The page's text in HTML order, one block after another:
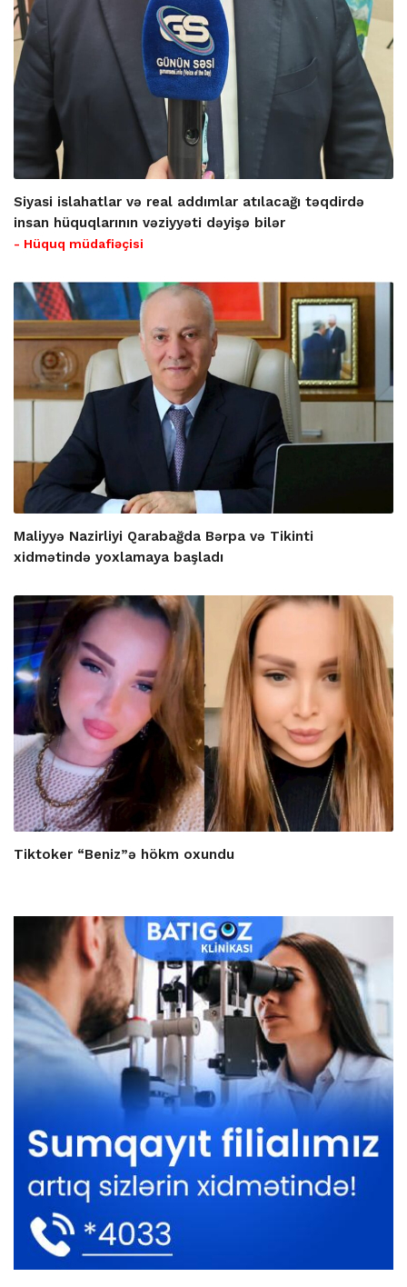
Siyasi islahatlar və real addımlar atılacağı təqdirdə
insan hüquqlarının vəziyyəti dəyişə bilər
- Hüquq müdafiəçisi
Maliyyə Nazirliyi Qarabağda Bərpa və Tikinti
xidmətində yoxlamaya başladı
Tiktoker “Beniz”ə hökm oxundu